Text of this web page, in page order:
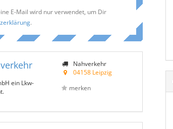
E-Mail wird nur verwendet, um Dir
.
ein Lkw-
Nahverkehr
04158 Leipzig
merken